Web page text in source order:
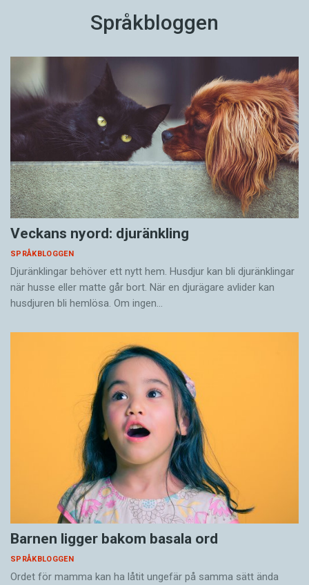
Språkbloggen
Veckans nyord: djuränkling
SPRÅKBLOGGEN
Djuränklingar behöver ett nytt hem. Husdjur kan bli djuränklingar
när husse eller matte går bort. När en djurägare avlider kan
husdjuren bli hemlösa. Om ingen…
Barnen ligger bakom basala ord
SPRÅKBLOGGEN
Ordet för mamma kan ha låtit ungefär på samma sätt ända